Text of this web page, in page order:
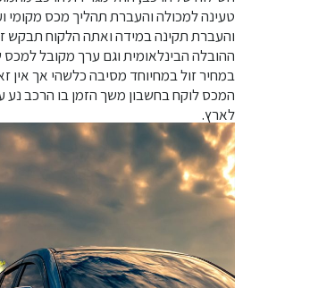
טעינה למכולה והעברת תהליך מכס
והעברת תקינה במידה ואתה הלקוח תבקש
ההובלה הבינלאומית וגם ערך מקובל
במחיר זול במחיוחד מסיבה כלשהי אך אין
המכס לוקח בחשבון משך הזמן בו הרכב
לארץ.